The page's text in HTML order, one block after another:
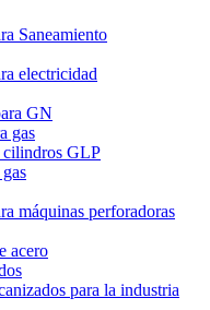
Saneamiento
electricidad
GN
gas
cilindros GLP
máquinas perforadoras
acero
para la industria